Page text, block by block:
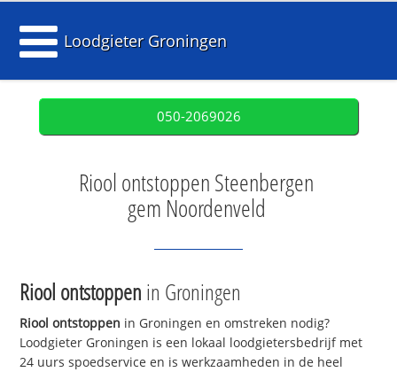
Loodgieter Groningen
050-2069026
Riool ontstoppen Steenbergen
gem Noordenveld
Riool ontstoppen in Groningen
Riool ontstoppen in Groningen en omstreken nodig?
Loodgieter Groningen is een lokaal loodgietersbedrijf met
24 uurs spoedservice en is werkzaamheden in de heel